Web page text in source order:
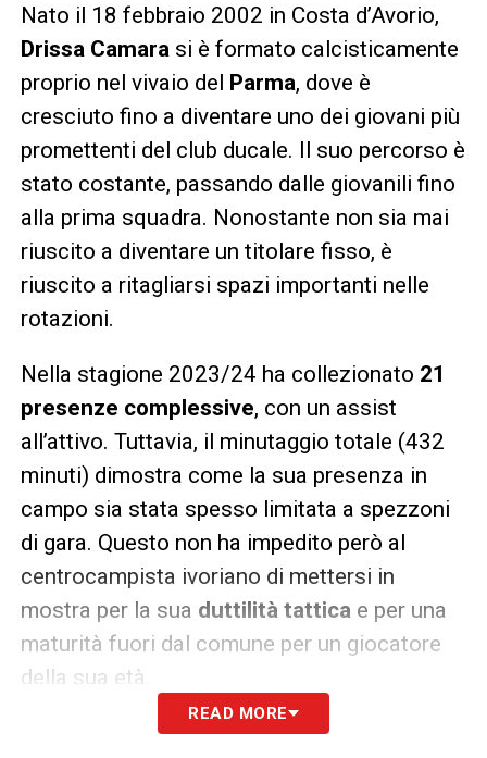
Nato il 18 febbraio 2002 in Costa d’Avorio,
Drissa Camara si è formato calcisticamente
proprio nel vivaio del Parma, dove è
cresciuto fino a diventare uno dei giovani più
promettenti del club ducale. Il suo percorso è
stato costante, passando dalle giovanili fino
alla prima squadra. Nonostante non sia mai
riuscito a diventare un titolare fisso, è
riuscito a ritagliarsi spazi importanti nelle
rotazioni.
Nella stagione 2023/24 ha collezionato 21
presenze complessive, con un assist
all’attivo. Tuttavia, il minutaggio totale (432
minuti) dimostra come la sua presenza in
campo sia stata spesso limitata a spezzoni
di gara. Questo non ha impedito però al
centrocampista ivoriano di mettersi in
mostra per la sua duttilità tattica e per una
maturità fuori dal comune per un giocatore
della sua età.
Camara può infatti ricoprire diversi ruoli: può
READ MORE